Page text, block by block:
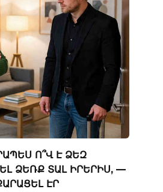
Ո՞Վ Է ՁԵԶ
ՁԵՌՔ ՏԱԼ ԻՐԵՐԻՍ, —
ԷՐ